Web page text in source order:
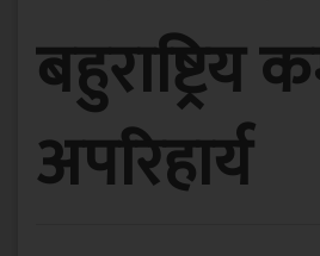
बहुराष्ट्रिय
अपरिहार्य